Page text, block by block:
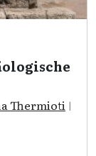
Thermioti |